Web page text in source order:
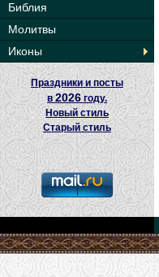
Библия
Молитвы
Иконы
Праздники и посты
в2026 году.
Новый стиль
Старый стиль